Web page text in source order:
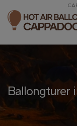
Ballongturer